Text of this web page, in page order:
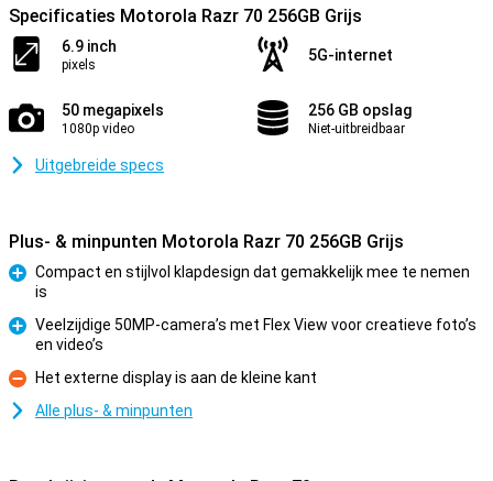
Specificaties Motorola Razr 70 256GB Grijs
6.9 inch
pixels
5G-internet
50 megapixels
1080p video
256 GB opslag
Niet-uitbreidbaar
Uitgebreide specs
Plus- & minpunten Motorola Razr 70 256GB Grijs
Pluspunt
Compact en stijlvol klapdesign dat gemakkelijk mee te nemen
is
Pluspunt
Veelzijdige 50MP-camera’s met Flex View voor creatieve foto’s
en video’s
Minpunt
Het externe display is aan de kleine kant
Alle plus- & minpunten